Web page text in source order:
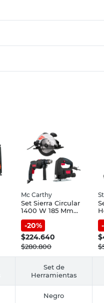
Mc Carthy
Set Sierra Circular
1400 W 185 Mm
4500 Rpm +
Caladora + Taladro
de Impacto
CS006+JS001+ID01
8 Mc Carthy
-20%
$224.640
$280.800
-
$
$
Set de
Herramientas
Negro